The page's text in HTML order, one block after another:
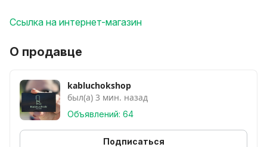
Ссылка на интернет-магазин
О продавце
kabluchokshop
был(а) 3 мин. назад
Объявлений: 64
Подписаться